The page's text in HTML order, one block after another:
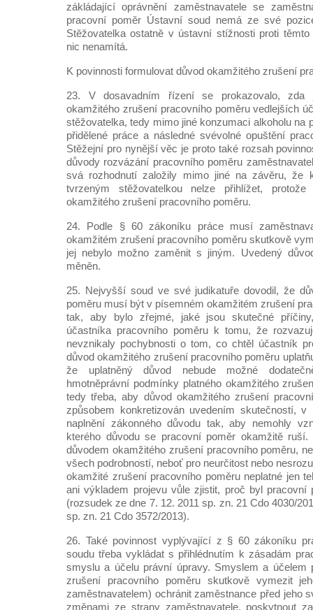
zákládající oprávnění zaměstnavatele se
pracovní poměr Ústavní soud nemá ze své
Stěžovatelka ostatně v ústavní stížnosti proti
nic nenamítá.
K povinnosti formulovat důvod okamžitého zrušení
23. V dosavadním řízení se prokazovalo, zda
okamžitého zrušení pracovního poměru vedlejších
stěžovatelka, tedy mimo jiné konzumaci alkoholu na
přidělené práce a následné svévolné opuštění
Stěžejní pro nynější věc je proto také rozsah
důvody rozvázání pracovního poměru
svá rozhodnutí založily mimo jiné na závěru, že
tvrzeným stěžovatelkou nelze přihlížet,
okamžitého zrušení pracovního poměru.
24. Podle § 60 zákoníku práce musí
okamžitém zrušení pracovního poměru skutkově
jej nebylo možno zaměnit s jiným. Uvedený
měněn.
25. Nejvyšší soud ve své judikatuře dovodil, že
poměru musí být v písemném okamžitém zrušení
tak, aby bylo zřejmé, jaké jsou skutečné
účastníka pracovního poměru k tomu, že
nevznikaly pochybnosti o tom, co chtěl účastník
důvod okamžitého zrušení pracovního poměru
že uplatněný důvod nebude možné
hmotněprávní podmínky platného okamžitého
tedy třeba, aby důvod okamžitého zrušení
způsobem konkretizován uvedením skutečností,
naplnění zákonného důvodu tak, aby nemohly
kterého důvodu se pracovní poměr okamžitě
důvodem okamžitého zrušení pracovního poměru,
všech podrobností, neboť pro neurčitost nebo
okamžité zrušení pracovního poměru neplatné jen
ani výkladem projevu vůle zjistit, proč byl pracovní
(rozsudek ze dne 7. 12. 2011 sp. zn. 21 Cdo 4030/
sp. zn. 21 Cdo 3572/2013).
26. Také povinnost vyplývající z § 60 zákoníku
soudu třeba vykládat s přihlédnutím k zásadám
smyslu a účelu právní úpravy. Smyslem a účelem
zrušení pracovního poměru skutkově vymezit
zaměstnavatelem) ochránit zaměstnance před jeho
změnami ze strany zaměstnavatele, poskytnout